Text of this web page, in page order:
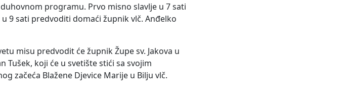
programu. Prvo misno slavlje u 7 sati
9 sati predvoditi domaći župnik vlč. Anđelko
misu predvodit će župnik Župe sv. Jakova u
Tušek, koji će u svetište stići sa svojim
začeća Blažene Djevice Marije u Bilju vlč.